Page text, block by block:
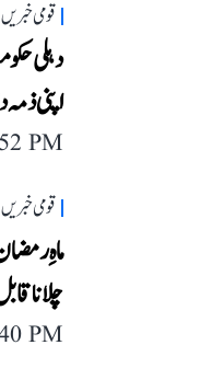
قومی خبریں
دہلی
اپنی
PM
قومی خبریں
ماہِ
چلانا
PM